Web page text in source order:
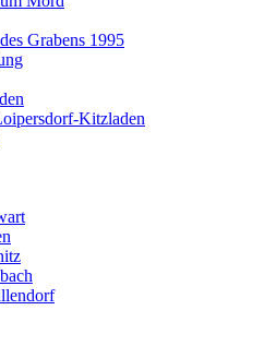
Grabens 1995
Kitzladen